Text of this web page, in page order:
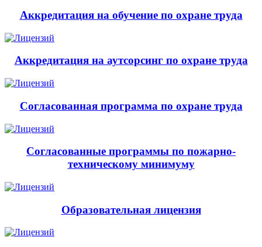
Аккредитация на обучение по охране труда
Аккредитация на аутсорсинг по охране труда
Согласованная программа по охране труда
Согласованные программы по пожарно-
техническому минимуму
Образовательная лицензия